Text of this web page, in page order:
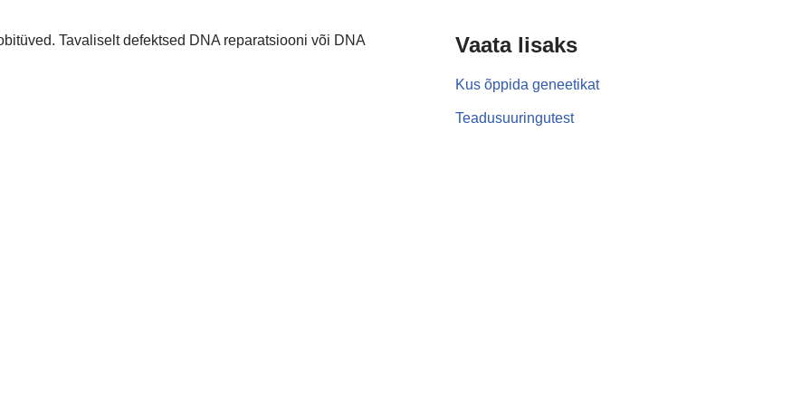
Tavaliselt defektsed DNA reparatsiooni või DNA Vaata lisaks
Kus õppida geneetikat
Teadusuuringutest